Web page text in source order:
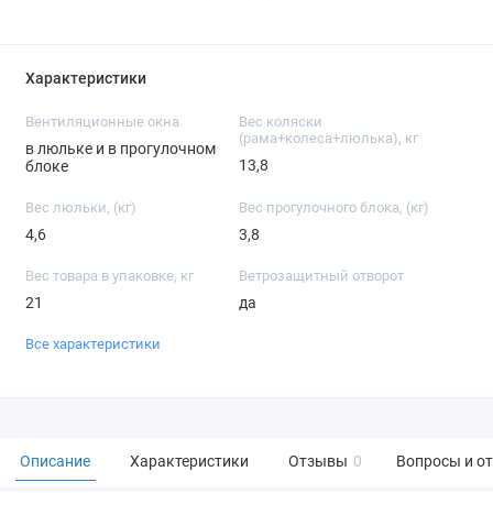
Характеристики
Вентиляционные окна
в люльке и в прогулочном
блоке
Вес коляски
(рама+колеса+люлька), кг
13,8
Вес люльки, (кг)
4,6
Вес прогулочного блока, (кг)
3,8
Вес товара в упаковке, кг
21
Ветрозащитный отворот
да
Все характеристики
Описание Характеристики Отзывы 0 Вопросы и